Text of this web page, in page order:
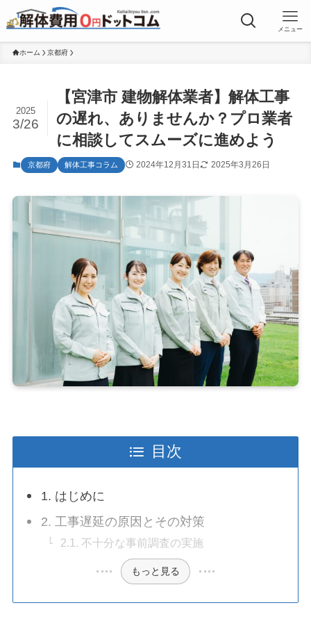
メニュー
ホーム 京都府
【宮津市 建物解体業者】解体工事
の遅れ、ありませんか？プロ業者
に相談してスムーズに進めよう
2025
3/26
京都府 解体工事コラム 2024年12月31日 2025年3月26日
目次
1. はじめに
2. 工事遅延の原因とその対策
2.1. 不十分な事前調査の実施
もっと見る